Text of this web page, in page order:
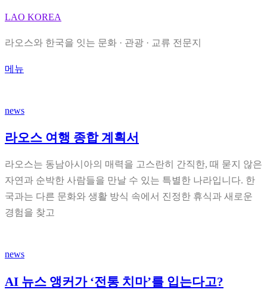
내
으
로
가
LAO KOREA
라오스와 한국을 잇는 문화 · 관광 · 교류 전문지
메뉴
news
라오스 여행 종합 계획서
라오스는 동남아시아의 매력을 고스란히 간직한, 때 묻지 않은
자연과 순박한 사람들을 만날 수 있는 특별한 나라입니다. 한
국과는 다른 문화와 생활 방식 속에서 진정한 휴식과 새로운
경험을 찾고
news
AI 뉴스 앵커가 ‘전통 치마’를 입는다고?